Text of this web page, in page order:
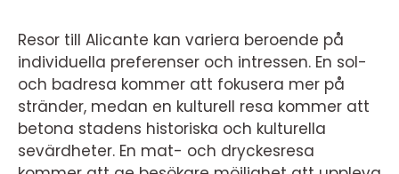
Resor till Alicante kan variera beroende på
individuella preferenser och intressen. En sol-
och badresa kommer att fokusera mer på
stränder, medan en kulturell resa kommer att
betona stadens historiska och kulturella
sevärdheter. En mat- och dryckesresa